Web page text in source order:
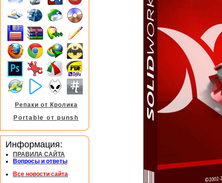
Репаки от Кролика
Portable от punsh
Информация:
ПРАВИЛА САЙТА
Вопросы и ответы
Все новости сайта